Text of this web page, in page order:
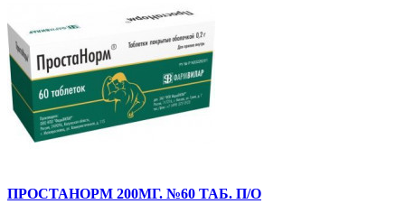
ПРОСТАНОРМ 200МГ. №60 ТАБ. П/О